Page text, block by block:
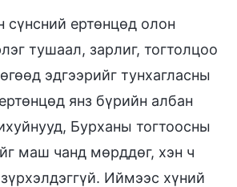
сүнсний ертөнцөд олон
тушаал, зарлиг, тогтолцоо
эдгээрийг тунхагласны
янз бүрийн албан
Бурханы тогтоосны
маш чанд мөрддөг, хэн ч
Иймээс хүний